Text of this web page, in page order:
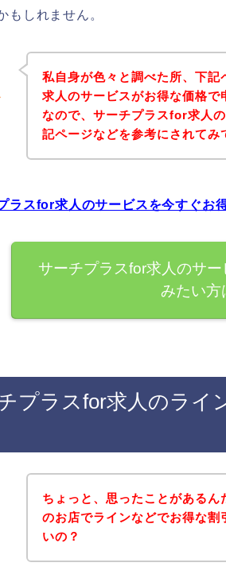
もしれません。
私自身が色々と調べた所、下
求人のサービスがお得な価格で
なので、サーチプラスfor求人
記ページなどを参考にされてみ
ラスfor求人のサービスを今すぐお
サーチプラスfor求人のサ
みたい方
プラスfor求人のライ
ちょっと、思ったことがある
のお店でラインなどでお得な
いの？